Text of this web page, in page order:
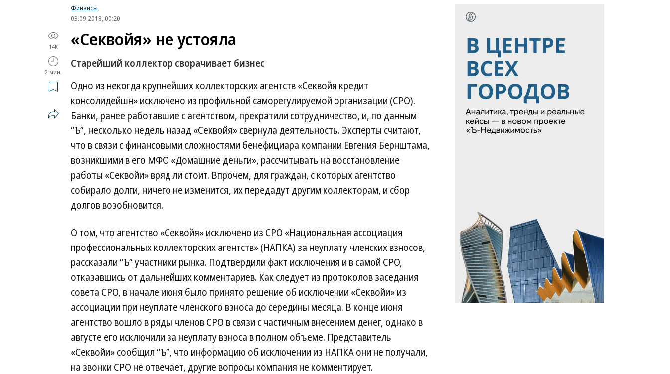
Финансы
03.09.2018, 00:20
14K
2 мин.
«Секвойя» не устояла
Старейший коллектор сворачивает бизнес
Одно из некогда крупнейших коллекторских агентств «Секвойя кредит
консолидейшн» исключено из профильной саморегулируемой организации (СРО).
Банки, ранее работавшие с агентством, прекратили сотрудничество, и, по данным
“Ъ”, несколько недель назад «Секвойя» свернула деятельность. Эксперты считают,
что в связи с финансовыми сложностями бенефициара компании Евгения Бернштама,
возникшими в его МФО «Домашние деньги», рассчитывать на восстановление
работы «Секвойи» вряд ли стоит. Впрочем, для граждан, с которых агентство
собирало долги, ничего не изменится, их передадут другим коллекторам, и сбор
долгов возобновится.
О том, что агентство «Секвойя» исключено из СРО «Национальная ассоциация
профессиональных коллекторских агентств» (НАПКА) за неуплату членских взносов,
рассказали “Ъ” участники рынка. Подтвердили факт исключения и в самой СРО,
отказавшись от дальнейших комментариев. Как следует из протоколов заседания
совета СРО, в начале июня было принято решение об исключении «Секвойи» из
ассоциации при неуплате членского взноса до середины месяца. В конце июня
агентство вошло в ряды членов СРО в связи с частичным внесением денег, однако в
августе его исключили за неуплату взноса в полном объеме. Представитель
«Секвойи» сообщил “Ъ”, что информацию об исключении из НАПКА они не получали,
на звонки СРО не отвечает, другие вопросы компания не комментирует.